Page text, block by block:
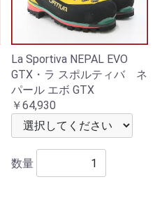
La Sportiva NEPAL EVO
GTX・ラ スポルティバ ネ
パール エボ GTX
￥64,930
数量